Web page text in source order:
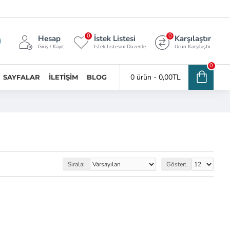
Hesap
Giriş / Kayıt
İstek Listesi
İstek Listesini Düzenle
0 Karşılaştır
Ürün Karşılaştır
0
SAYFALAR İLETIŞIM BLOG 0 ürün - 0,00TL
0
Sırala: Göster: